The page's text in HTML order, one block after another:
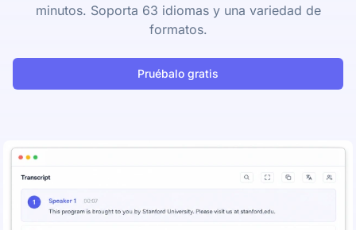
minutos. Soporta 63 idiomas y una variedad de
formatos.
Pruébalo gratis